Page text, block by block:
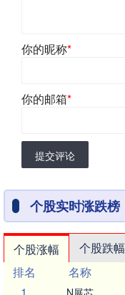
你的昵称*
你的邮箱*
提交评论
个股实时涨跌榜
个股涨幅 个股跌幅
排名
名称